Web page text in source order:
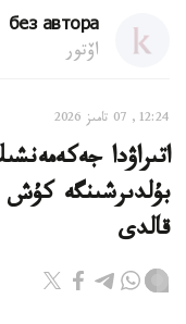
без автора
اۆتور
12:24, 07 تامىز 2026
اتىراۋدا
بۇلدىرشىنگە كۇش
قالدى